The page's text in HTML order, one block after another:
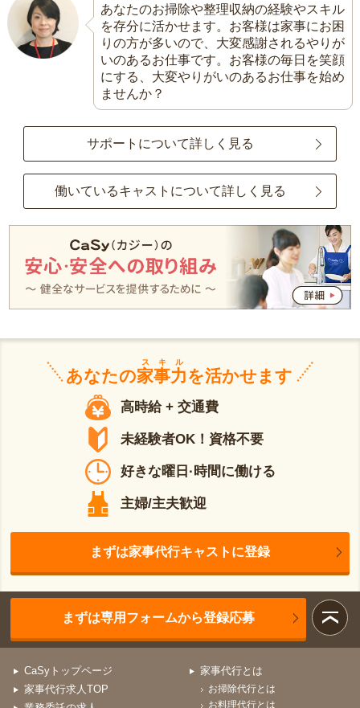
あなたのお掃除や整理収納の経験やスキル
を存分に活かせます。お客様は家事にお困
りの方が多いので、大変感謝されるやりが
いのあるお仕事です。お客様の毎日を笑顔
にする、大変やりがいのあるお仕事を始め
ませんか？
サポートについて詳しく見る
働いているキャストについて詳しく見る
あなたの家事力
スキル
を活かせます
高時給 + 交通費
未経験者OK！資格不要
好きな曜日·時間に働ける
主婦/主夫歓迎
まずは家事代行キャストに登録
まずは専用フォームから登録応募
CaSyトップページ
家事代行求人TOP
家事代行とは
お掃除代行とは
お料理代行とは